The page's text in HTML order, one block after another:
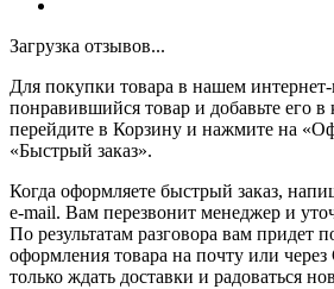
Загрузка отзывов...
Для покупки товара в нашем
понравившийся товар и добавьте его в
перейдите в Корзину и нажмите на
«Быстрый заказ».
Когда оформляете быстрый заказ,
e-mail. Вам перезвонит менеджер и
По результатам разговора вам придет
оформления товара на почту или
только ждать доставки и радоваться